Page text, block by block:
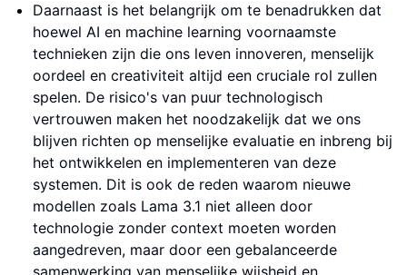
Daarnaast is het belangrijk om te benadrukken dat
hoewel AI en machine learning voornaamste
technieken zijn die ons leven innoveren, menselijk
oordeel en creativiteit altijd een cruciale rol zullen
spelen. De risico's van puur technologisch
vertrouwen maken het noodzakelijk dat we ons
blijven richten op menselijke evaluatie en inbreng bij
het ontwikkelen en implementeren van deze
systemen. Dit is ook de reden waarom nieuwe
modellen zoals Lama 3.1 niet alleen door
technologie zonder context moeten worden
aangedreven, maar door een gebalanceerde
samenwerking van menselijke wijsheid en